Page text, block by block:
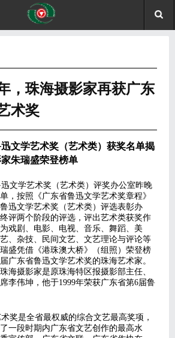
，珠海摄影家再获广东
术奖
文学艺术奖（艺术类）获奖名单揭
朱瑞盛荣登榜单
文学艺术奖（艺术类）评奖办公室昨晚
，按照《广东省鲁迅文学艺术奖章程》
迅文学艺术奖（艺术类）评选表彰办
评两个阶段的评选，评出艺术类获奖作
戏剧、电影、电视、音乐、舞蹈、美
、杂技、民间文艺、文艺理论与评论等
盛凭借《港珠澳大桥》（组照）荣登榜
广东省鲁迅文学艺术奖的珠海艺术家。
海摄影家是原珠海特区报摄影部主任、
李伟坤，他于1999年荣获广东省第6届鲁
奖是全省最权威的综合文艺最高奖项，
一段时期内广东省文艺创作的最高水